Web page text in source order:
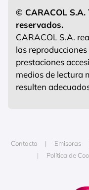
© CARACOL S.A.
reservados.
CARACOL S.A.
las
prestaciones
medios de lectura
resulten
Contacta Emisoras
Política de